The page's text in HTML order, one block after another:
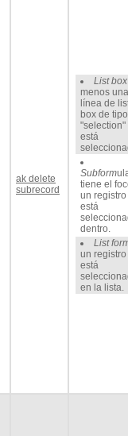
ak delete
subrecord
List box
menos una
línea de
box de tipo
"selection"
está
Subform
tiene el
un registro
está
dentro.
List
un registro
está
en la lista.